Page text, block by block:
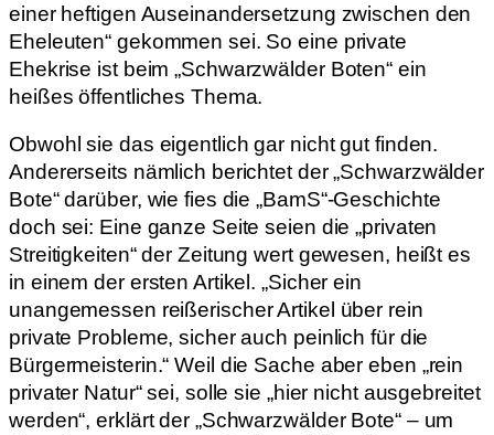
einer heftigen Auseinandersetzung zwischen den
Eheleuten“ gekommen sei. So eine private
Ehekrise ist beim „Schwarzwälder Boten“ ein
heißes öffentliches Thema.
Obwohl sie das eigentlich gar nicht gut finden.
Andererseits nämlich berichtet der „Schwarzwälder
Bote“ darüber, wie fies die „BamS“-Geschichte
doch sei: Eine ganze Seite seien die „privaten
Streitigkeiten“ der Zeitung wert gewesen, heißt es
in einem der ersten Artikel. „Sicher ein
unangemessen reißerischer Artikel über rein
private Probleme, sicher auch peinlich für die
Bürgermeisterin.“ Weil die Sache aber eben „rein
privater Natur“ sei, solle sie „hier nicht ausgebreitet
werden“, erklärt der „Schwarzwälder Bote“ – um